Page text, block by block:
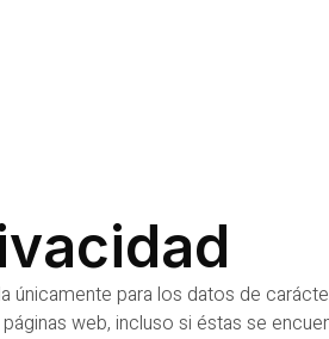
únicamente para los datos de
web, incluso si éstas se